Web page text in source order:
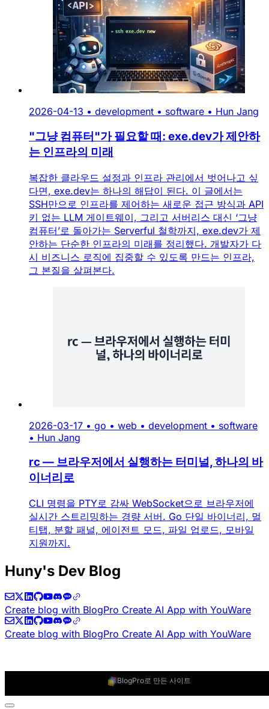
2026-04-13 • development • software • Hun Jang
"그냥 컴퓨터"가 필요할 때: exe.dev가 제안하
는 인프라의 미래
복잡한 클라우드 설정과 인프라 관리에서 벗어나고 싶
다면, exe.dev는 하나의 해답이 된다. 이 글에서는
SSH만으로 인프라를 제어하는 새로운 접근 방식과 API
키 없는 LLM 게이트웨이, 그리고 서버리스 대신 ‘그냥
컴퓨터’로 돌아가는 Serverful 철학까지, exe.dev가 제
안하는 단순한 인프라의 미래를 정리했다. 개발자가 다
시 비즈니스 로직에 집중할 수 있도록 만드는 인프라,
그 본질을 살펴본다.
2026-03-17 • go • web • development • software
• Hun Jang
rc — 브라우저에서 실행하는 터미널, 하나의 바
이너리로
CLI 명령을 PTY로 감싸 WebSocket으로 브라우저에
실시간 스트리밍하는 경량 서버. Go 단일 바이너리, 멀
티탭, 분할 패널, 에이전트 모드, 파일 업로드, 모바일
지원까지.
Huny's Dev Blog
Create blog with BlogPro Create AI App with YouWare
Create blog with BlogPro Create AI App with YouWare
BlogPro로 만든 사이트